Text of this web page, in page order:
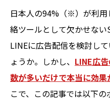
日本人の94%（※）が利用
絡ツールとして欠かせな
LINEに広告配信を検討し
ょうか。しかし、 LINE広
数が多いだけで本当に効
こで、この記事では以下